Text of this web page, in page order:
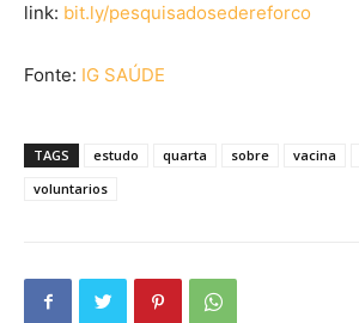
link: bit.ly/pesquisadosedereforco
Fonte: IG SAÚDE
TAGS estudo quarta sobre vacina
voluntarios